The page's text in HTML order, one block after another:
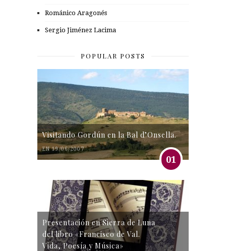
Románico Aragonés
Sergio Jiménez Lacima
POPULAR POSTS
Visitando Gordún en la Bal d’Onsella.
EN 19/06/2007
01
Presentación en Sierra de Luna
del libro «Francisco de Val.
Vida, Poesía y Música»